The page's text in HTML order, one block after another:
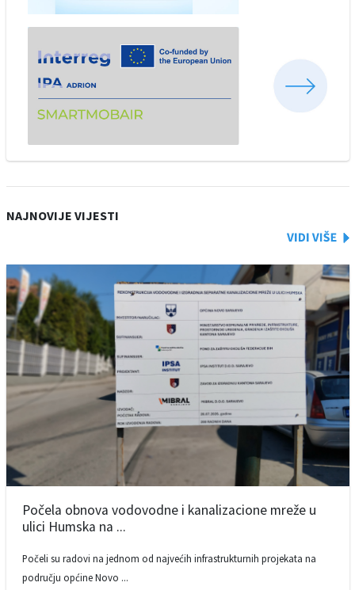
NAJNOVIJE VIJESTI
Počela obnova vodovodne i kanalizacione mreže u
ulici Humska na ...
Počeli su radovi na jednom od najvećih infrastrukturnih projekata na
području općine Novo ...